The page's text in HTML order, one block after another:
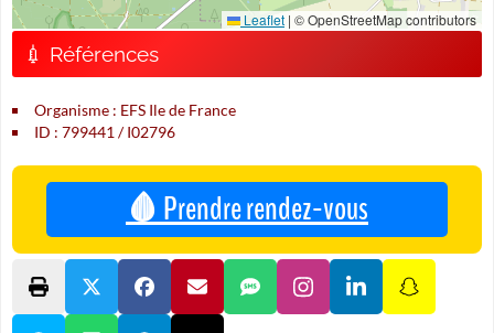
Leaflet | © OpenStreetMap contributors
💉 Références
Organisme : EFS Ile de France
ID : 799441 / I02796
🩸 Prendre rendez-vous